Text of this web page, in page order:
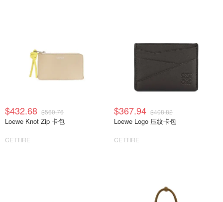
$432.68 $560.76
Loewe Knot Zip 卡包
CETTIRE
$367.94 $408.82
Loewe Logo 压纹卡包
CETTIRE